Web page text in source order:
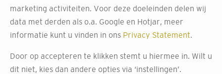
Wil jij jouw raamdecoratie op maat? Met de
inmeetservice van Decokay Goes wordt alles voor je
geregeld.
Onze experts komen persoonlijk bij je langs om de
afmetingen van je ramen nauwkeurig op te meten. Zo
marketing activiteiten. Voor deze doeleinden delen wij
data met derden als o.a. Google en Hotjar, meer
informatie kunt u vinden in ons Privacy Statement.
Door op accepteren te klikken stemt u hiermee in. Wilt u
dit niet, kies dan andere opties via ‘instellingen’.